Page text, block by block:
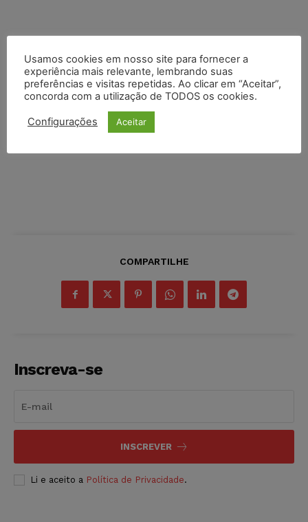
COMPARTILHE
Inscreva-se
INSCREVER
Li e aceito a Política de Privacidade.
Usamos cookies em nosso site para fornecer a
experiência mais relevante, lembrando suas
preferências e visitas repetidas. Ao clicar em “Aceitar”,
concorda com a utilização de TODOS os cookies.
Configurações Aceitar